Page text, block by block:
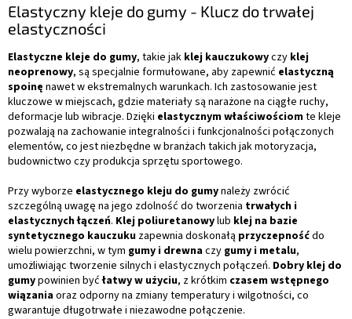
Elastyczny kleje do gumy - Klucz do trwałej
elastyczności
Elastyczne kleje do gumy, takie jak klej kauczukowyczy klej
neoprenowy, są specjalnie formułowane, aby zapewnić elastyczną
spoinę nawet w ekstremalnych warunkach. Ich zastosowanie jest
kluczowe w miejscach, gdzie materiały są narażone na ciągłe ruchy,
deformacje lub wibracje. Dzięki elastycznym właściwościomte kleje
pozwalają na zachowanie integralności i funkcjonalności połączonych
elementów, co jest niezbędne w branżach takich jak motoryzacja,
budownictwo czy produkcja sprzętu sportowego.
Przy wyborze elastycznego kleju do gumynależy zwrócić
szczególną uwagę na jego zdolność do tworzenia trwałych i
elastycznych łączeń. Klej poliuretanowylub klej na bazie
syntetycznego kauczuku zapewnia doskonałą przyczepnośćdo
wielu powierzchni, w tym gumy i drewnaczy gumy i metalu,
umożliwiając tworzenie silnych i elastycznych połączeń. Dobry klej do
gumypowinien byćłatwy w użyciu, z krótkim czasem wstępnego
wiązaniaoraz odporny na zmiany temperatury i wilgotności, co
gwarantuje długotrwałe i niezawodne połączenie.